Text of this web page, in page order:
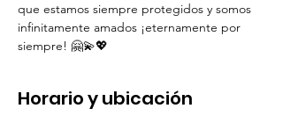
que estamos siempre protegidos y somos
infinitamente amados ¡eternamente por
Horario y ubicación